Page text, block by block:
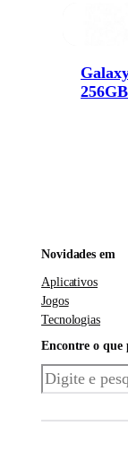
Novidades em
Aplicativos
Jogos
Tecnologias
Encontre o que
Pesquisar